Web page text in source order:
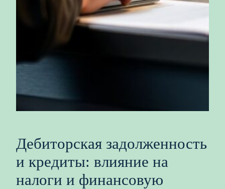
Дебиторская задолженность
и кредиты: влияние на
налоги и финансовую